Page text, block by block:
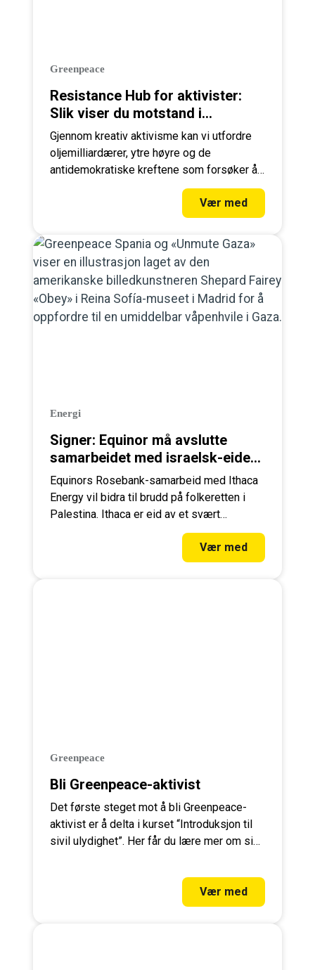
Greenpeace
Resistance Hub for aktivister:
Slik viser du motstand i
hverdagen
Gjennom kreativ aktivisme kan vi utfordre
oljemilliardærer, ytre høyre og de
antidemokratiske kreftene som forsøker å
kneble oss. Se hva du kan gjøre her!
Vær med
Energi
Signer: Equinor må avslutte
samarbeidet med israelsk-eide
Ithaca Energy
Equinors Rosebank-samarbeid med Ithaca
Energy vil bidra til brudd på folkeretten i
Palestina. Ithaca er eid av et svært
problematisk selskap, israelske Delek
Vær med
Greenpeace
Bli Greenpeace-aktivist
Det første steget mot å bli Greenpeace-
aktivist er å delta i kurset “Introduksjon til
sivil ulydighet”. Her får du lære mer om sivil
Vær med